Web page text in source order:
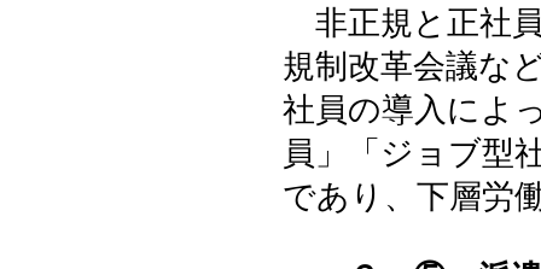
非正規と正社
規制改革会議な
社員の導入によ
員」「ジョブ型
であり、下層労